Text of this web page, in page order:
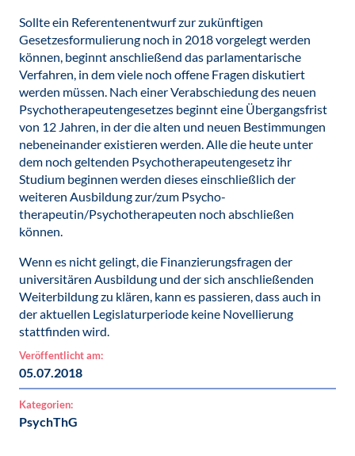
Sollte ein Referentenentwurf zur zukünftigen
Gesetzesformulierung noch in 2018 vorgelegt werden
können, beginnt anschließend das parlamentarische
Verfahren, in dem viele noch offene Fragen diskutiert
werden müssen. Nach einer Verabschiedung des neuen
Psychotherapeutengesetzes beginnt eine Übergangsfrist
von 12 Jahren, in der die alten und neuen Bestimmungen
nebeneinander existieren werden. Alle die heute unter
dem noch geltenden Psychotherapeutengesetz ihr
Studium beginnen werden dieses einschließlich der
weiteren Ausbildung zur/zum Psycho­
therapeutin/Psychotherapeuten noch abschließen
können.
Wenn es nicht gelingt, die Finanzierungsfragen der
universitären Ausbildung und der sich anschließenden
Weiterbildung zu klären, kann es passieren, dass auch in
der aktuellen Legislaturperiode keine Novellierung
stattfinden wird.
Veröffentlicht am:
05.07.2018
Kategorien:
PsychThG